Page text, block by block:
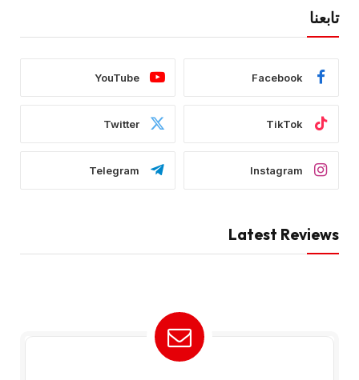
تابعنا
Facebook
YouTube
TikTok
Twitter
Instagram
Telegram
Latest Reviews